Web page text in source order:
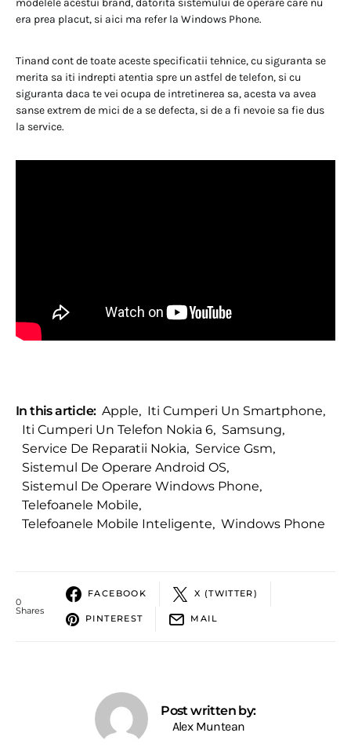
era prea placut, si aici ma refer la Windows Phone.
Tinand cont de toate aceste specificatii tehnice, cu siguranta se
merita sa iti indrepti atentia spre un astfel de telefon, si cu
siguranta daca te vei ocupa de intretinerea sa, acesta va avea
sanse extrem de mici de a se defecta, si de a fi nevoie sa fie dus
la service.
In this article: Apple, Iti Cumperi Un Smartphone,
Iti Cumperi Un Telefon Nokia 6, Samsung,
Service De Reparatii Nokia, Service Gsm,
Sistemul De Operare Android OS,
Sistemul De Operare Windows Phone,
Telefoanele Mobile,
Telefoanele Mobile Inteligente, Windows Phone
0
Shares
FACEBOOK X (TWITTER)
PINTEREST MAIL
Post written by:
Alex Muntean